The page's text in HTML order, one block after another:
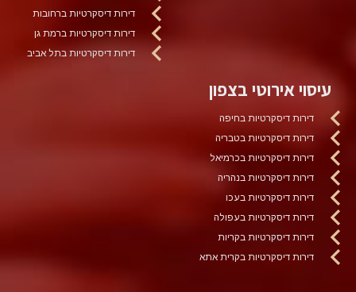
דירות דיסקרטיות ברחובות
דירות דיסקרטיות ברמת גן
דירות דיסקרטיות בתל אביב
עיסוי אירוטי בצפון
דירות דיסקרטיות בחיפה
דירות דיסקרטיות בטבריה
דירות דיסקרטיות בכרמיאל
דירות דיסקרטיות בנהריה
דירות דיסקרטיות בעכו
דירות דיסקרטיות בעפולה
דירות דיסקרטיות בקריות
דירות דיסקרטיות בקרית אתא